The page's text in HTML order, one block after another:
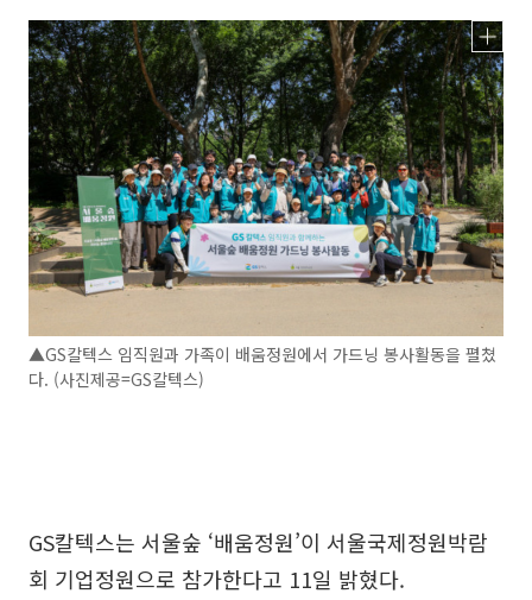
▲GS칼텍스 임직원과 가족이 배움정원에서 가드닝 봉사활동을 펼쳤
다. (사진제공=GS칼텍스)
GS칼텍스는 서울숲 ‘배움정원’이 서울국제정원박람
회 기업정원으로 참가한다고 11일 밝혔다.